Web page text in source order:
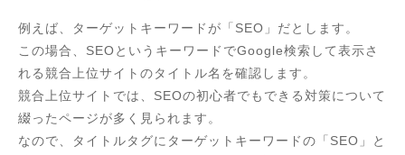
例えば、ターゲットキーワードが「SEO」だとします。
この場合、SEOというキーワードでGoogle検索して表示さ
れる競合上位サイトのタイトル名を確認します。
競合上位サイトでは、SEOの初心者でもできる対策について
綴ったページが多く見られます。
なので、タイトルタグにターゲットキーワードの「SEO」と